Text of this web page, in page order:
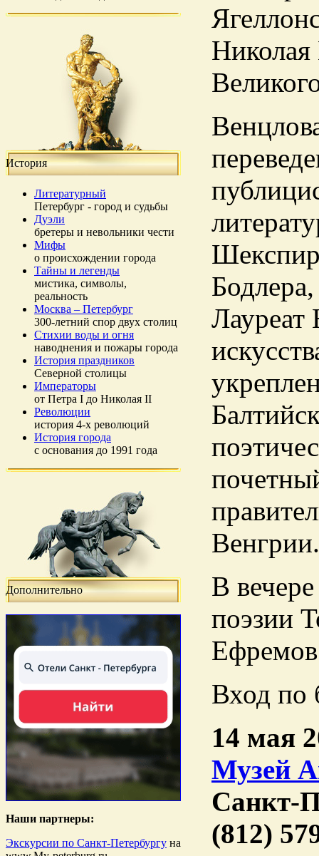
История
Литературный
Петербург - город и судьбы
Дуэли
бретеры и невольники чести
Мифы
о происхождении города
Тайны и легенды
мистика, символы,
реальность
Москва – Петербург
300-летний спор двух столиц
Стихии воды и огня
наводнения и пожары города
История праздников
Северной столицы
Императоры
от Петра I до Николая II
Революции
история 4-х революций
История города
с основания до 1991 года
Дополнительно
Наши партнеры:
Экскурсии по Санкт-Петербургу на
Николая
Лауреат
Венгрии.
В
поэзии
Вход по
14 мая
Музей
Санкт-
(812)